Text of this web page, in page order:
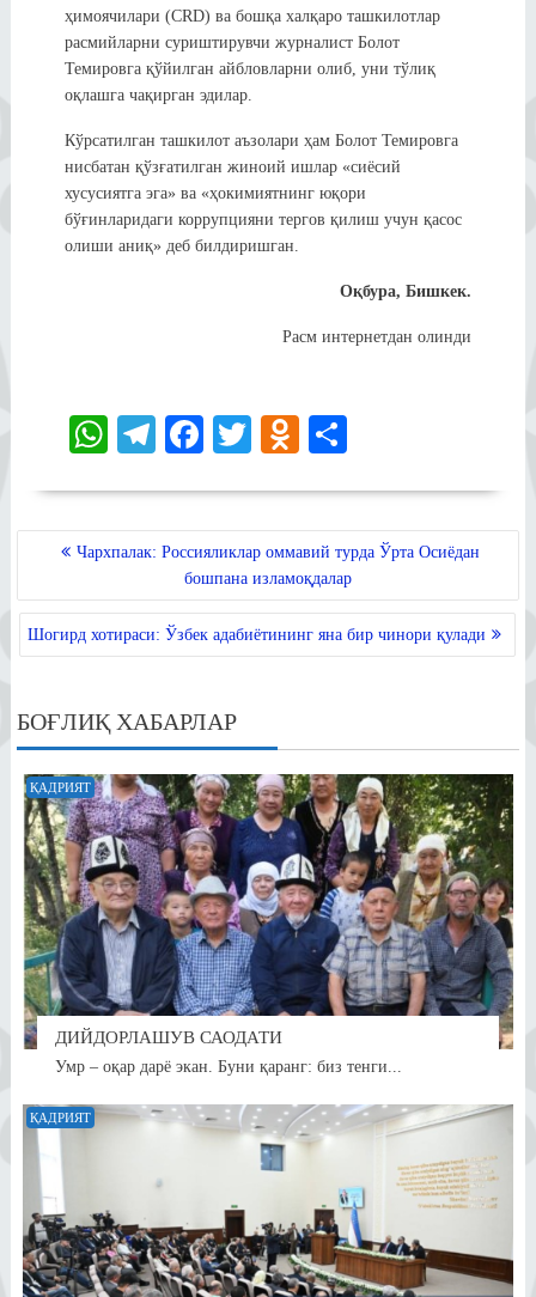
ҳимоячилари (CRD) ва бошқа халқаро ташкилотлар
расмийларни суриштирувчи журналист Болот
Темировга қўйилган айбловларни олиб, уни тўлиқ
оқлашга чақирган эдилар.
Кўрсатилган ташкилот аъзолари ҳам Болот Темировга
нисбатан қўзғатилган жиноий ишлар «сиёсий
хусусиятга эга» ва «ҳокимиятнинг юқори
бўғинларидаги коррупцияни тергов қилиш учун қасос
олиши аниқ» деб билдиришган.
Оқбура, Бишкек.
Расм интернетдан олинди
W
A
Te
a
m
Fa
ok
T
r
O
la
ss
ni
ki
POST
MENYUSI
Чархпалак: Россияликлар оммавий турда Ўрта Осиёдан
бошпана изламоқдалар
Шогирд хотираси: Ўзбек адабиётининг яна бир чинори қулади
БОҒЛИҚ ХАБАРЛАР
ҚАДРИЯТ
ДИЙДОРЛАШУВ САОДАТИ
Умр – оқар дарё экан. Буни қаранг: биз тенги...
ҚАДРИЯТ